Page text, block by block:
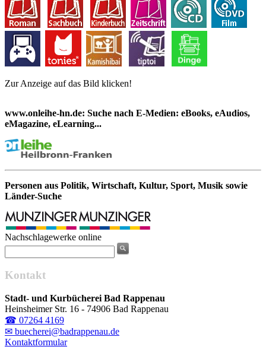
Zur Anzeige auf das Bild klicken!
www.onleihe-hn.de: Suche nach E-Medien: eBooks, eAudios,
eMagazine, eLearning...
Personen aus Politik, Wirtschaft, Kultur, Sport, Musik sowie
Länder-Suche
Nachschlagewerke online
Kontakt
Stadt- und Kurbücherei Bad Rappenau
Heinsheimer Str. 16 - 74906 Bad Rappenau
☎ 07264 4169
✉ buecherei@badrappenau.de
Kontaktformular